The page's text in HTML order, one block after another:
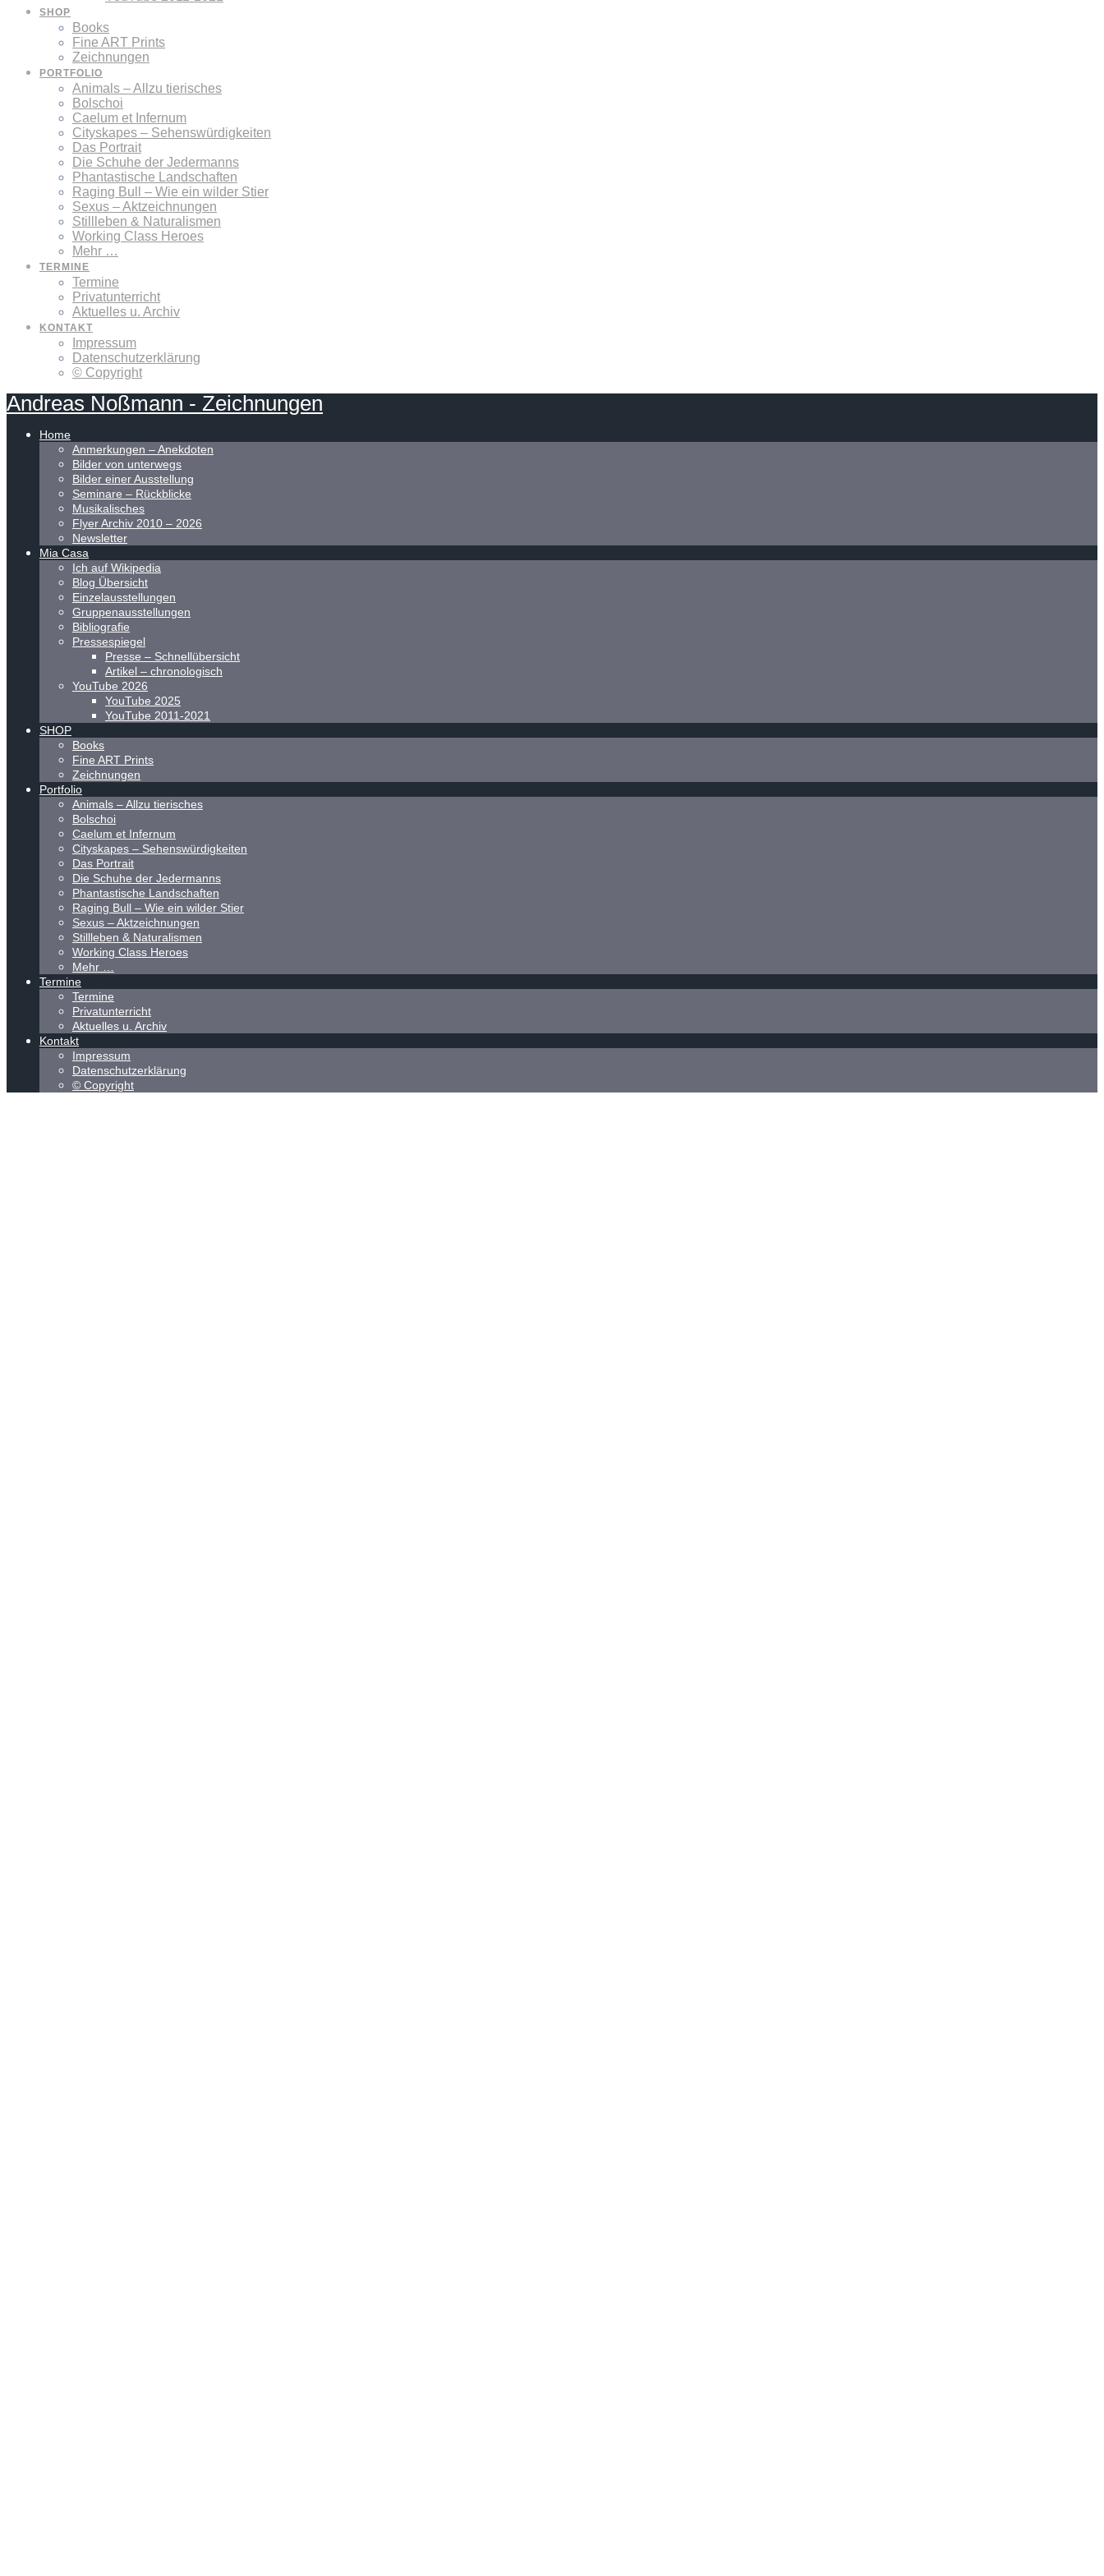
SHOP
Books
Fine ART Prints
Zeichnungen
PORTFOLIO
Animals – Allzu tierisches
Bolschoi
Caelum et Infernum
Cityskapes – Sehenswürdigkeiten
Das Portrait
Die Schuhe der Jedermanns
Phantastische Landschaften
Raging Bull – Wie ein wilder Stier
Sexus – Aktzeichnungen
Stillleben & Naturalismen
Working Class Heroes
Mehr …
TERMINE
Termine
Privatunterricht
Aktuelles u. Archiv
KONTAKT
Impressum
Datenschutzerklärung
© Copyright
Andreas Noßmann - Zeichnungen
Home
Anmerkungen – Anekdoten
Bilder von unterwegs
Bilder einer Ausstellung
Seminare – Rückblicke
Musikalisches
Flyer Archiv 2010 – 2026
Newsletter
Mia Casa
Ich auf Wikipedia
Blog Übersicht
Einzelausstellungen
Gruppenausstellungen
Bibliografie
Pressespiegel
Presse – Schnellübersicht
Artikel – chronologisch
YouTube 2026
YouTube 2025
YouTube 2011-2021
SHOP
Books
Fine ART Prints
Zeichnungen
Portfolio
Animals – Allzu tierisches
Bolschoi
Caelum et Infernum
Cityskapes – Sehenswürdigkeiten
Das Portrait
Die Schuhe der Jedermanns
Phantastische Landschaften
Raging Bull – Wie ein wilder Stier
Sexus – Aktzeichnungen
Stillleben & Naturalismen
Working Class Heroes
Mehr …
Termine
Termine
Privatunterricht
Aktuelles u. Archiv
Kontakt
Impressum
Datenschutzerklärung
© Copyright